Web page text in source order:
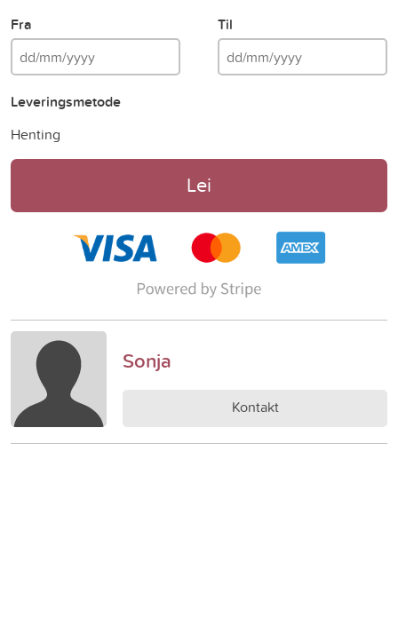
Fra Til
Leveringsmetode
Henting
Lei
Sonja
Kontakt